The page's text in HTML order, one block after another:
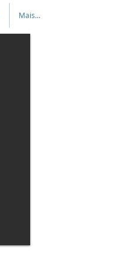
Mais...